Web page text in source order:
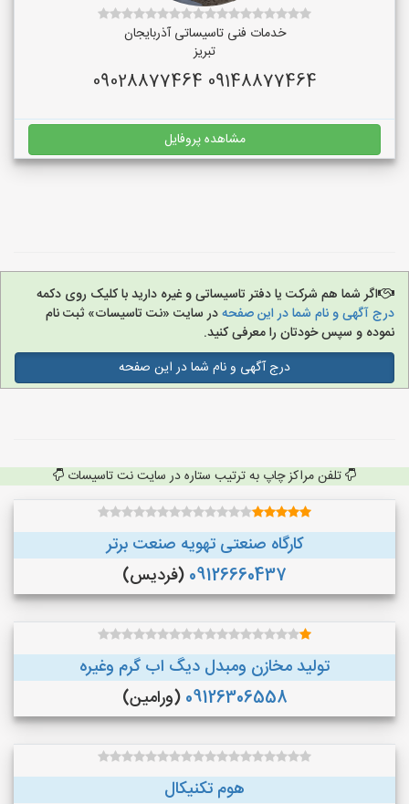
خدمات فنی تاسیساتی آذربایجان
تبریز
09148877464 09028877464
مشاهده پروفایل
اگر شما هم شرکت یا دفتر تاسیساتی و غیره دارید با کلیک روی دکمه
درج آگهی و نام شما در این صفحهدر سایت «نت تاسیسات» ثبت نام
نموده و سپس خودتان را معرفی کنید.
درج آگهی و نام شما در این صفحه
تلفن مراکز چاپ به ترتیب ستاره در سایت نت تاسیسات
کارگاه صنعتی تهویه صنعت برتر
09126660437 (فردیس)
تولید مخازن ومبدل دیگ اب گرم وغیره
09126306558 (ورامین)
هوم تکنیکال